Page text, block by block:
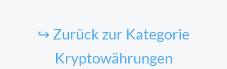
↪ Zurück zur Kategorie
Kryptowährungen